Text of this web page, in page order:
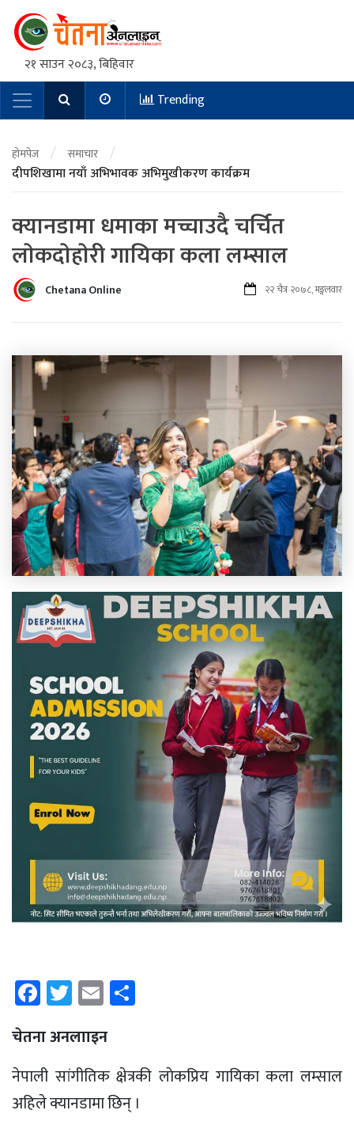
२१ साउन २०८३, बिहिवार
Main NavigationTrending
होमपेज / समाचार /
दीपशिखामा नयाँ अभिभावक अभिमुखीकरण कार्यक्रम
क्यानडामा धमाका मच्चाउदै चर्चित
लाेकदाेहाेरी गायिका कला लम्साल
Chetana Online २२ चैत्र २०७८, मङ्गलवार
Facebook
Twitter
Email
चेतना अनलााइन
नेपाली सांगीतिक क्षेत्रकी लाेकप्रिय गायिका कला लम्साल
अहिले क्यानडामा छिन् ।